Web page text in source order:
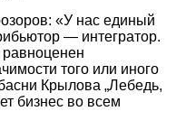
«У нас единый
— интегратор.
равноценен
того или иного
Крылова „Лебедь,
бизнес во всем